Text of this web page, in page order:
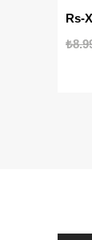
Rs-